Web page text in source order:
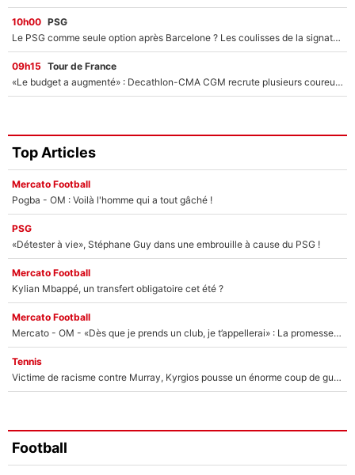
10h00 PSG
Le PSG comme seule option après Barcelone ? Les coulisses de la signature historique de Lionel Messi sont révélées au grand jour !
09h15 Tour de France
«Le budget a augmenté» : Decathlon-CMA CGM recrute plusieurs coureurs pour offrir à Paul Seixas une équipe pour gagner le Tour de France 2027
Top Articles
Mercato Football
Pogba - OM : Voilà l'homme qui a tout gâché !
PSG
«Détester à vie», Stéphane Guy dans une embrouille à cause du PSG !
Mercato Football
Kylian Mbappé, un transfert obligatoire cet été ?
Mercato Football
Mercato - OM - «Dès que je prends un club, je t’appellerai» : La promesse de Marcelino au moment de claquer la porte
Tennis
Victime de racisme contre Murray, Kyrgios pousse un énorme coup de gueule !
Football